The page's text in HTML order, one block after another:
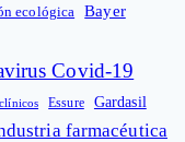
ecológica Bayer
Covid-19
Essure Gardasil
farmacéutica